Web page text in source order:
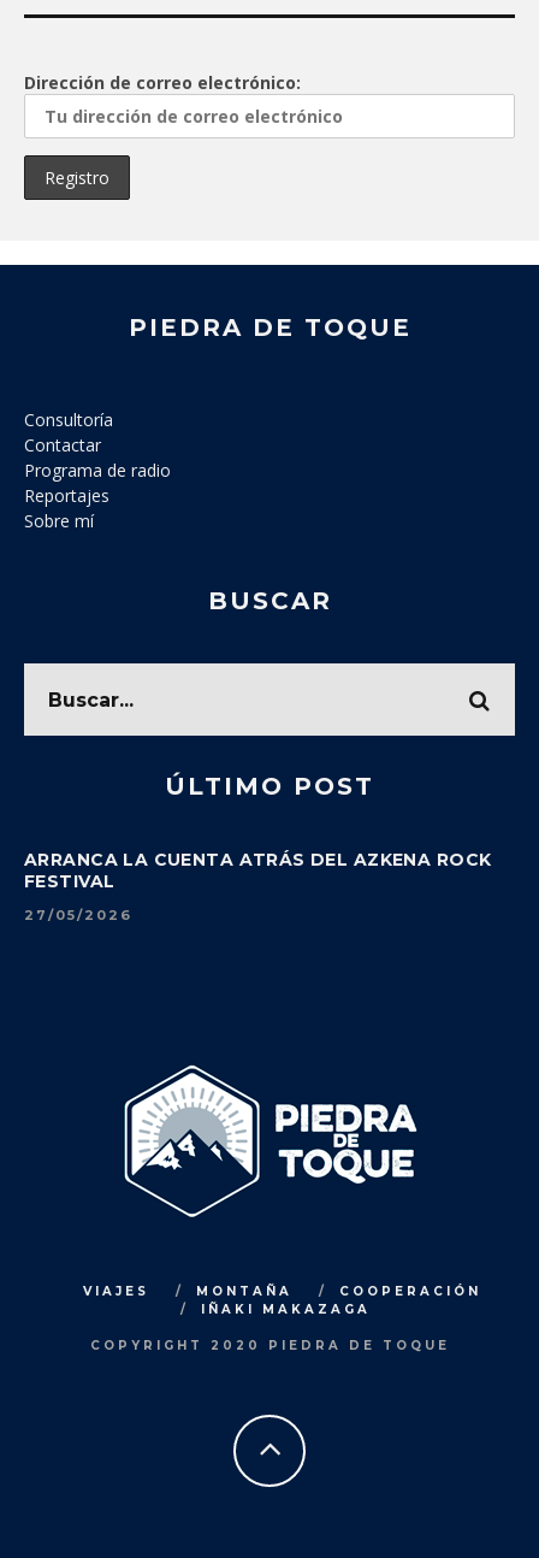
Dirección de correo electrónico:
PIEDRA DE TOQUE
Consultoría
Contactar
Programa de radio
Reportajes
Sobre mí
BUSCAR
ÚLTIMO POST
ARRANCA LA CUENTA ATRÁS DEL AZKENA ROCK
FESTIVAL
27/05/2026
VIAJES MONTAÑA
COOPERACIÓN
IÑAKI MAKAZAGA
COPYRIGHT 2020 PIEDRA DE TOQUE